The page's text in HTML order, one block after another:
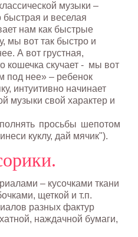
музыки –
быстрая и веселая
нам как быстрые
мы вот так быстро и
А вот грустная,
кошечка скучает - мы вот
под нее» – ребенок
интуитивно начинает
музыки свой характер и
просьбы шепотом
куклу, дай мячик").
– кусочками ткани
щеткой и т.п.
разных фактур
наждачной бумаги,